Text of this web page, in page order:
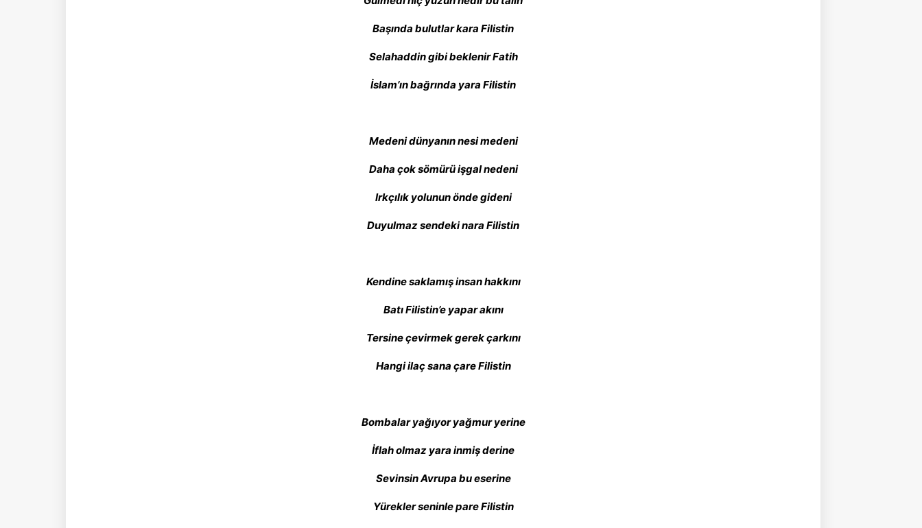
Başında bulutlar kara Filistin
Selahaddin gibi beklenir Fatih
İslam’ın bağrında yara Filistin
Medeni dünyanın nesi medeni
Daha çok sömürü işgal nedeni
Irkçılık yolunun önde gideni
Duyulmaz sendeki nara Filistin
Kendine saklamış insan hakkını
Batı Filistin’e yapar akını
Tersine çevirmek gerek çarkını
Hangi ilaç sana çare Filistin
Bombalar yağıyor yağmur yerine
İflah olmaz yara inmiş derine
Sevinsin Avrupa bu eserine
Yürekler seninle pare Filistin